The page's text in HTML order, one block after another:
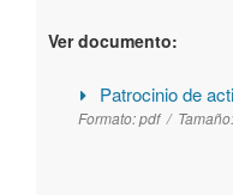
Ver documento:
Patrocinio de
Formato:pdf / Tamaño: